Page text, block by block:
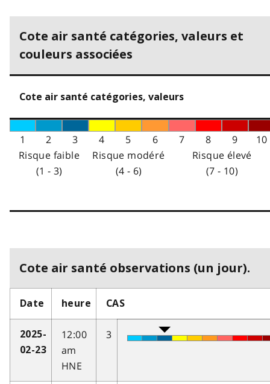
Cote air santé catégories, valeurs et
couleurs associées
Cote air santé catégories, valeurs
1 2 3 4 5 6 7 8 9
10
Risque faible
(1 - 3)
Risque modéré
(4 - 6)
Risque élevé
(7 - 10)
Cote air santé observations (un jour).
Date heure CAS
2025-
02-23
12:00
am
HNE
3